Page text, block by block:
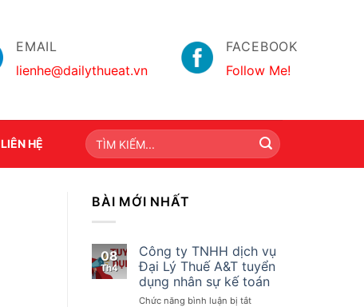
EMAIL
lienhe@dailythueat.vn
FACEBOOK
Follow Me!
LIÊN HỆ
BÀI MỚI NHẤT
08
Th4
Công ty TNHH dịch vụ
Đại Lý Thuế A&T tuyển
dụng nhân sự kế toán
Chức năng bình luận bị tắtở